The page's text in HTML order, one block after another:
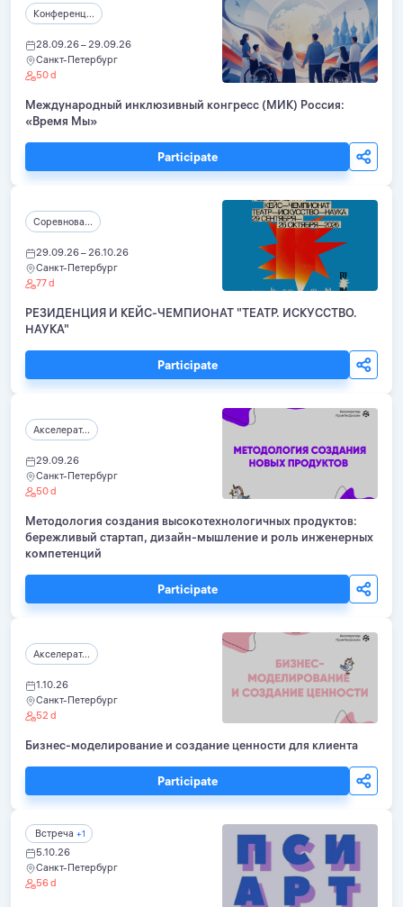
Конференц...
28.09.26 – 29.09.26
Санкт-Петербург
50 d
Международный инклюзивный конгресс (МИК) Россия:
«Время Мы»
Participate
Соревнова...
29.09.26 – 26.10.26
Санкт-Петербург
77 d
РЕЗИДЕНЦИЯ И КЕЙС-ЧЕМПИОНАТ "ТЕАТР. ИСКУССТВО.
НАУКА"
Participate
Акселерат...
29.09.26
Санкт-Петербург
50 d
Методология создания высокотехнологичных продуктов:
бережливый стартап, дизайн-мышление и роль инженерных
компетенций
Participate
Акселерат...
1.10.26
Санкт-Петербург
52 d
Бизнес-моделирование и создание ценности для клиента
Participate
Встреча +1
5.10.26
Санкт-Петербург
56 d